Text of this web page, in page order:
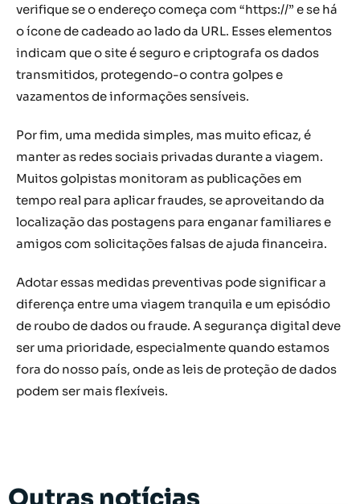
verifique se o endereço começa com “https://” e se há
o ícone de cadeado ao lado da URL. Esses elementos
indicam que o site é seguro e criptografa os dados
transmitidos, protegendo-o contra golpes e
vazamentos de informações sensíveis.
Por fim, uma medida simples, mas muito eficaz, é
manter as redes sociais privadas durante a viagem.
Muitos golpistas monitoram as publicações em
tempo real para aplicar fraudes, se aproveitando da
localização das postagens para enganar familiares e
amigos com solicitações falsas de ajuda financeira.
Adotar essas medidas preventivas pode significar a
diferença entre uma viagem tranquila e um episódio
de roubo de dados ou fraude. A segurança digital deve
ser uma prioridade, especialmente quando estamos
fora do nosso país, onde as leis de proteção de dados
podem ser mais flexíveis.